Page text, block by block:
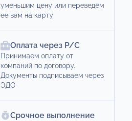
уменьшим цену или переведём
её вам на карту
Оплата через Р/С
Принимаем оплату от
компаний по договору.
Документы подписываем через
ЭДО
Срочное выполнение